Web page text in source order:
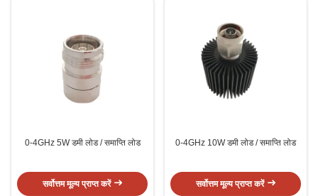
0-4GHz 5W डमी लोड / समाप्ति लोड
सर्वोत्तम मूल्य प्राप्त करें
0-4GHz 10W डमी लोड / समाप्ति लोड
सर्वोत्तम मूल्य प्राप्त करें